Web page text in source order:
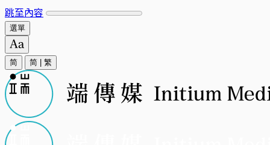
跳至內容
選單
简 简 繁